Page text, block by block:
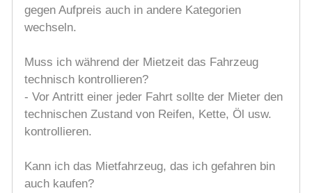
gegen Aufpreis auch in andere Kategorien
wechseln.
Muss ich während der Mietzeit das Fahrzeug
technisch kontrollieren?
- Vor Antritt einer jeder Fahrt sollte der Mieter den
technischen Zustand von Reifen, Kette, Öl usw.
kontrollieren.
Kann ich das Mietfahrzeug, das ich gefahren bin
auch kaufen?